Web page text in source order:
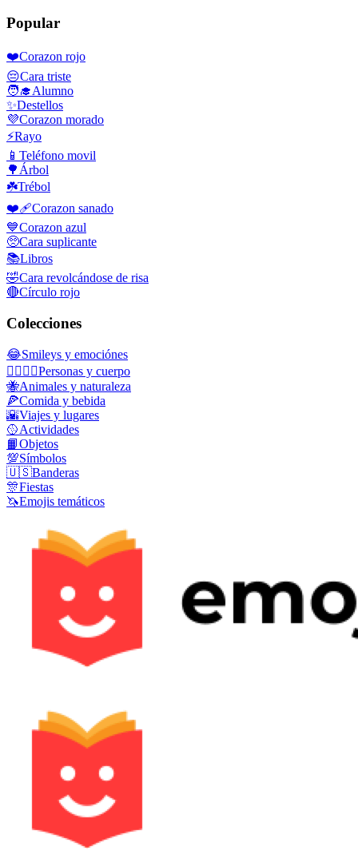
Popular
❤️Corazon rojo
😔Cara triste
🧑‍🎓Alumno
✨Destellos
💜Corazon morado
⚡Rayo
📱 Teléfono movil
🌳 Árbol
☘️Trébol
❤️‍🩹Corazon sanado
💙Corazon azul
🥺Cara suplicante
📚Libros
🤣Cara revolcándose de risa
🔴Círculo rojo
Colecciones
😂Smileys y emociónes
👩‍❤️‍💋‍👨Personas y cuerpo
🐝Animales y naturaleza
🍕Comida y bebida
🌇Viajes y lugares
🥎Actividades
📙Objetos
💯Símbolos
🇺🇸Banderas
🎊Fiestas
🦄Emojis temáticos